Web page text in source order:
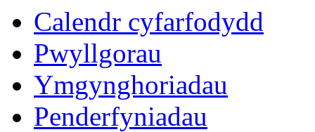
Calendr cyfarfodydd
Pwyllgorau
Ymgynghoriadau
Penderfyniadau